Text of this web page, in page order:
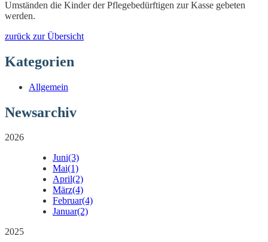
Umständen die Kinder der Pflegebedürftigen zur Kasse gebeten
werden.
zurück zur Übersicht
Kategorien
Allgemein
Newsarchiv
2026
Juni(3)
Mai(1)
April(2)
März(4)
Februar(4)
Januar(2)
2025